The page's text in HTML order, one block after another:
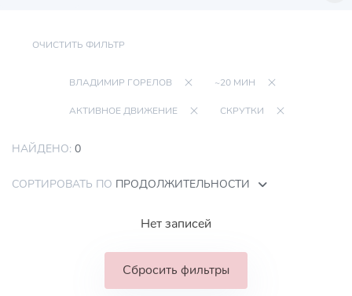
ОЧИСТИТЬ ФИЛЬТР
ВЛАДИМИР ГОРЕЛОВ ~20 МИН
АКТИВНОЕ ДВИЖЕНИЕ СКРУТКИ
НАЙДЕНО: 0
СОРТИРОВАТЬ ПО ПРОДОЛЖИТЕЛЬНОСТИ
Нет записей
Сбросить фильтры